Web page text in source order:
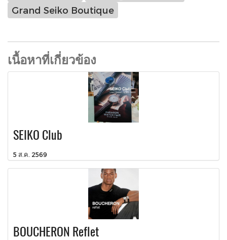
Grand Seiko Boutique
เนื้อหาที่เกี่ยวข้อง
SEIKO Club
5 ส.ค. 2569
BOUCHERON Reflet